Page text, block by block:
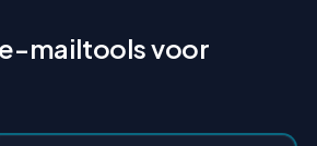
e-mailtools voor